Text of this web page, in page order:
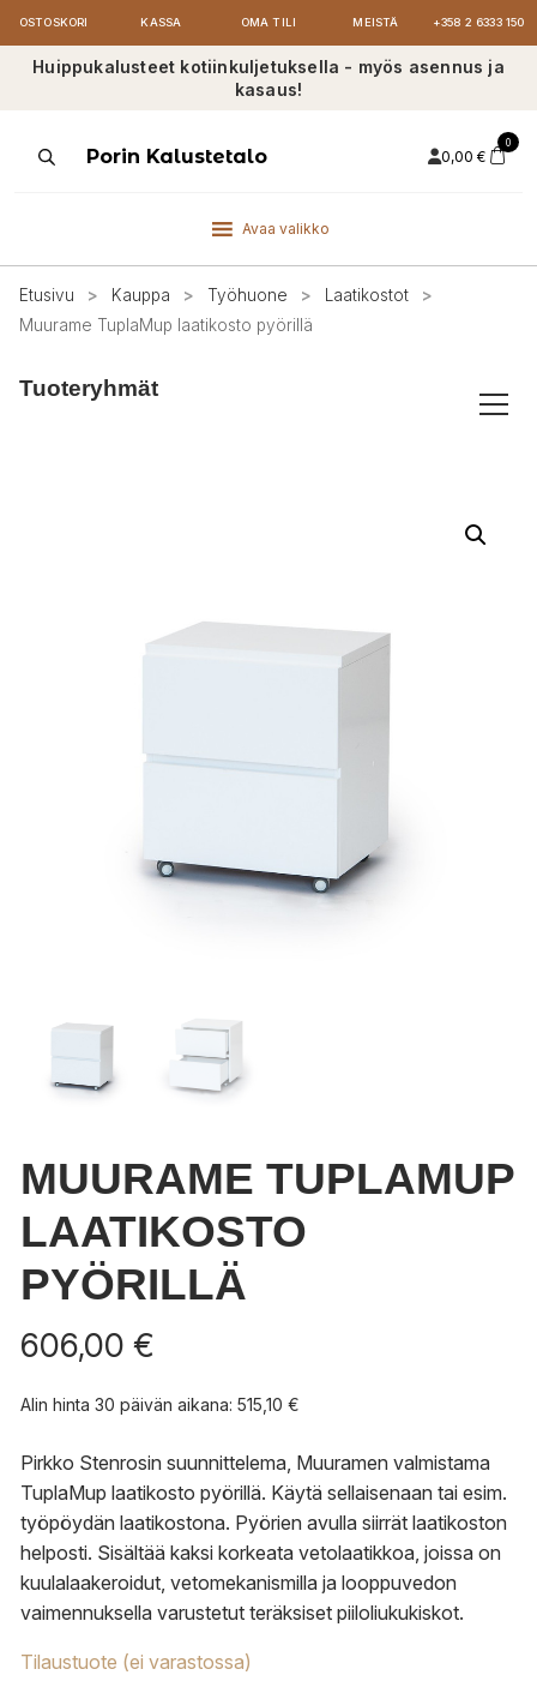
OSTOSKORI KASSA OMA TILI MEISTÄ +358 2 6333 150
Huippukalusteet kotiinkuljetuksella - myös asennus ja
kasaus!
ProductsPorin Kalustetalo 0,00 €
0
Avaa valikko
Etusivu > Kauppa > Työhuone > Laatikostot
>
Muurame TuplaMup laatikosto pyörillä
Tuoteryhmät
MUURAME TUPLAMUP
LAATIKOSTO
PYÖRILLÄ
606,00 €
Alin hinta 30 päivän aikana: 515,10 €
Pirkko Stenrosin suunnittelema, Muuramen valmistama
TuplaMup laatikosto pyörillä. Käytä sellaisenaan tai esim.
työpöydän laatikostona. Pyörien avulla siirrät laatikoston
helposti. Sisältää kaksi korkeata vetolaatikkoa, joissa on
kuulalaakeroidut, vetomekanismilla ja looppuvedon
vaimennuksella varustetut teräksiset piiloliukukiskot.
Tilaustuote (ei varastossa)